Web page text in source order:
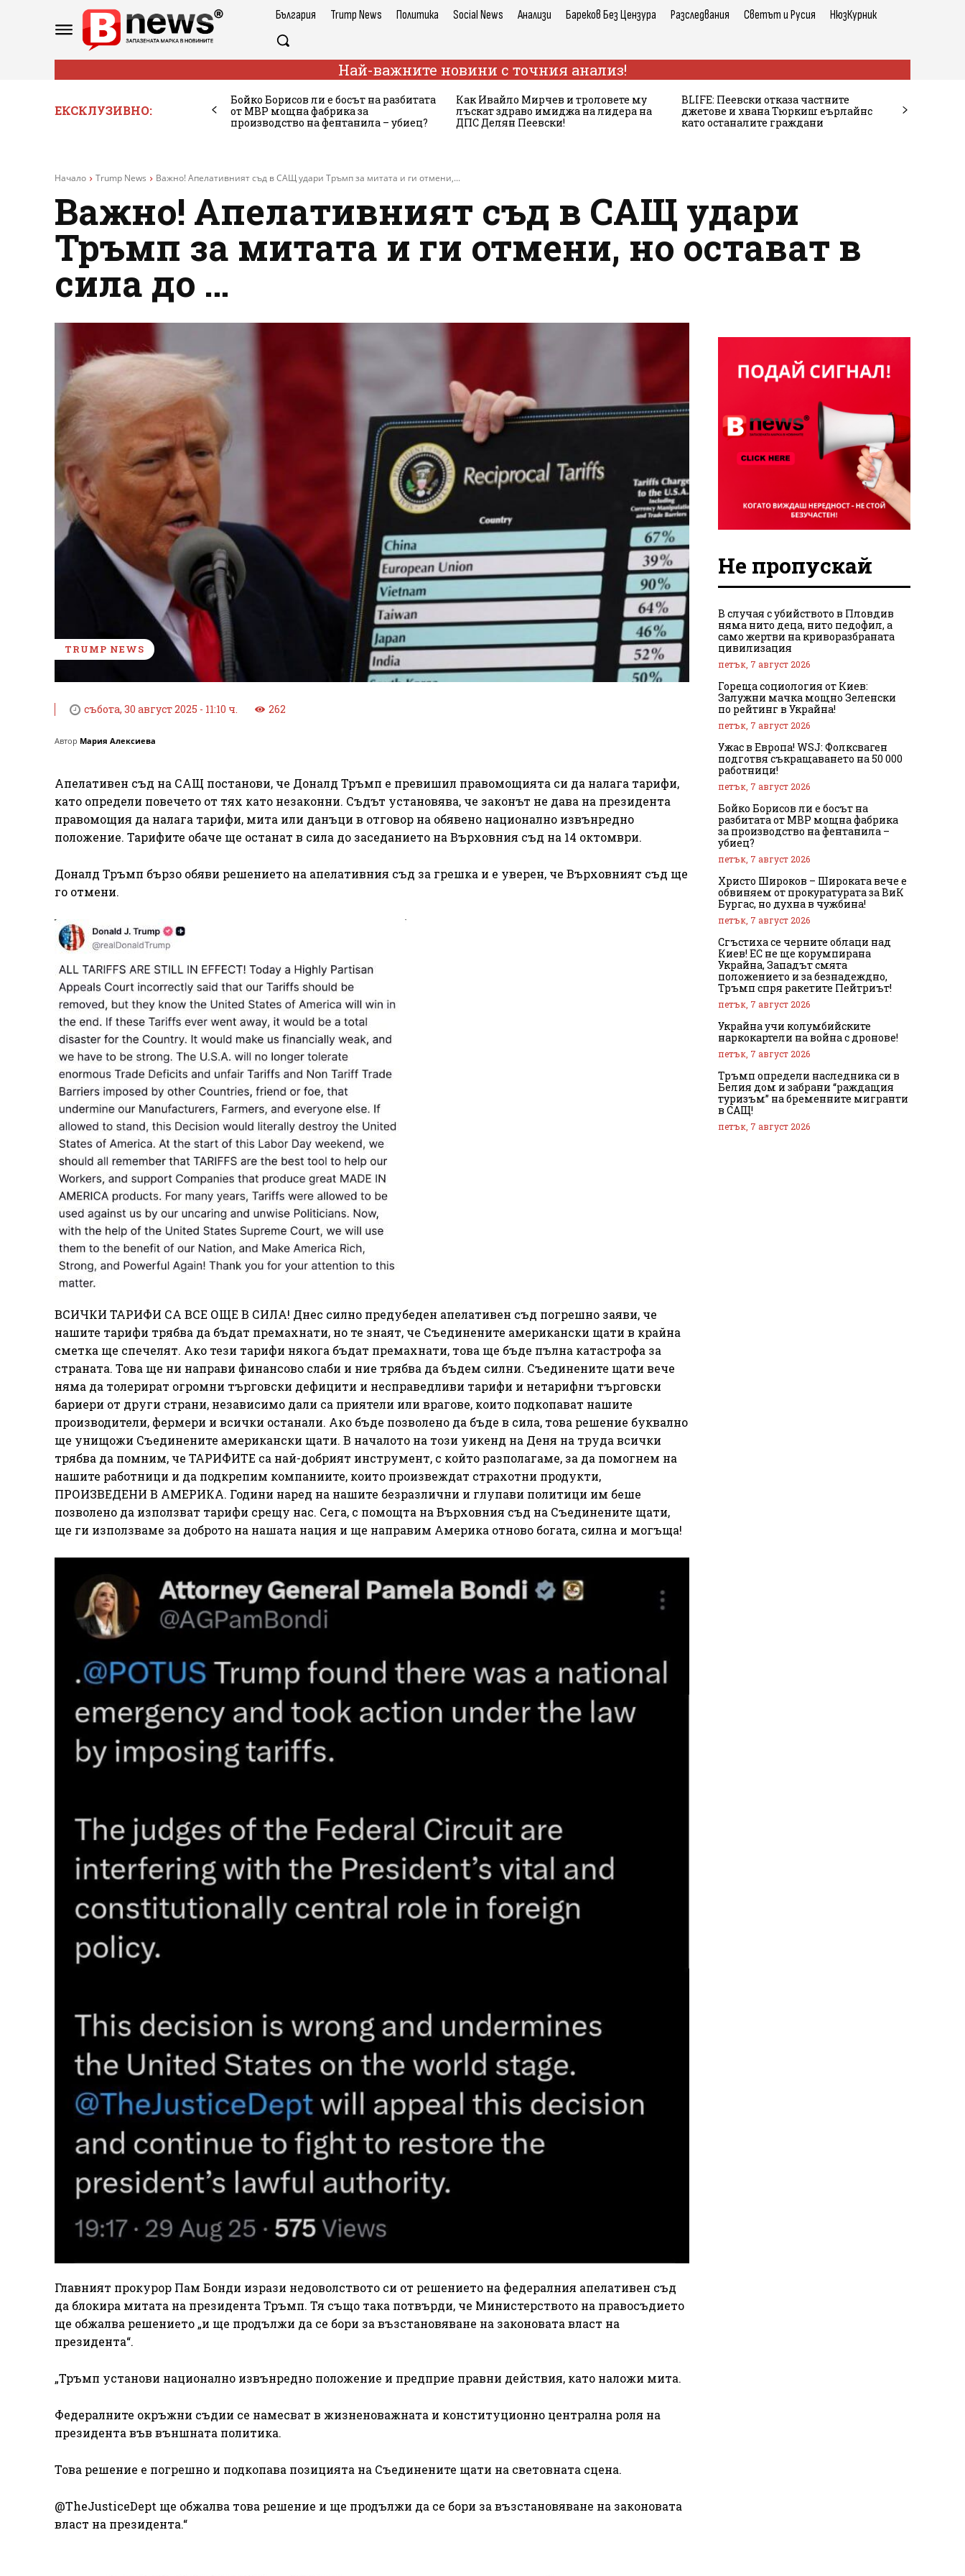
България Trump News Политика Social News Анализи Бареков Без Цензура Разследвания Светът и Русия НюзКурник
Най-важните новини с точния анализ!
ЕКСКЛУЗИВНО:
Бойко Борисов ли е босът на разбитата
от МВР мощна фабрика за
производство на фентанила – убиец?
Как Ивайло Мирчев и троловете му
лъскат здраво имиджа на лидера на
ДПС Делян Пеевски!
BLIFE: Пеевски отказа частните
джетове и хвана Тюркиш еърлайнс
като останалите граждани
Начало Trump News Важно! Апелативният съд в САЩ удари Тръмп за митата и ги отмени,...
Важно! Апелативният съд в САЩ удари
Тръмп за митата и ги отмени, но остават в
сила до …
TRUMP NEWS
събота, 30 август 2025 - 11:10 ч. 262
Автор Мария Алексиева
Апелативен съд на САЩ постанови, че Доналд Тръмп е превишил правомощията си да налага тарифи,
като определи повечето от тях като незаконни. Съдът установява, че законът не дава на президента
правомощия да налага тарифи, мита или данъци в отговор на обявено национално извънредно
положение. Тарифите обаче ще останат в сила до заседанието на Върховния съд на 14 октомври.
Доналд Тръмп бързо обяви решението на апелативния съд за грешка и е уверен, че Върховният съд ще
го отмени.
ВСИЧКИ ТАРИФИ СА ВСЕ ОЩЕ В СИЛА! Днес силно предубеден апелативен съд погрешно заяви, че
нашите тарифи трябва да бъдат премахнати, но те знаят, че Съединените американски щати в крайна
сметка ще спечелят. Ако тези тарифи някога бъдат премахнати, това ще бъде пълна катастрофа за
страната. Това ще ни направи финансово слаби и ние трябва да бъдем силни. Съединените щати вече
няма да толерират огромни търговски дефицити и несправедливи тарифи и нетарифни търговски
бариери от други страни, независимо дали са приятели или врагове, които подкопават нашите
производители, фермери и всички останали. Ако бъде позволено да бъде в сила, това решение буквално
ще унищожи Съединените американски щати. В началото на този уикенд на Деня на труда всички
трябва да помним, че ТАРИФИТЕ са най-добрият инструмент, с който разполагаме, за да помогнем на
нашите работници и да подкрепим компаниите, които произвеждат страхотни продукти,
ПРОИЗВЕДЕНИ В АМЕРИКА. Години наред на нашите безразлични и глупави политици им беше
позволено да използват тарифи срещу нас. Сега, с помощта на Върховния съд на Съединените щати,
ще ги използваме за доброто на нашата нация и ще направим Америка отново богата, силна и могъща!
Главният прокурор Пам Бонди изрази недоволството си от решението на федералния апелативен съд
да блокира митата на президента Тръмп. Тя също така потвърди, че Министерството на правосъдието
ще обжалва решението „и ще продължи да се бори за възстановяване на законовата власт на
президента“.
„Тръмп установи национално извънредно положение и предприе правни действия, като наложи мита.
Федералните окръжни съдии се намесват в жизненоважната и конституционно централна роля на
президента във външната политика.
Това решение е погрешно и подкопава позицията на Съединените щати на световната сцена.
@TheJusticeDept ще обжалва това решение и ще продължи да се бори за възстановяване на законовата
власт на президента.“
Не пропускай
В случая с убийството в Пловдив
няма нито деца, нито педофил, а
само жертви на криворазбраната
цивилизация
петък, 7 август 2026
Гореща социология от Киев:
Залужни мачка мощно Зеленски
по рейтинг в Украйна!
петък, 7 август 2026
Ужас в Европа! WSJ: Фолксваген
подготвя съкращаването на 50 000
работници!
петък, 7 август 2026
Бойко Борисов ли е босът на
разбитата от МВР мощна фабрика
за производство на фентанила –
убиец?
петък, 7 август 2026
Христо Широков – Широката вече е
обвиняем от прокуратурата за ВиК
Бургас, но духна в чужбина!
петък, 7 август 2026
Сгъстиха се черните облаци над
Киев! ЕС не ще корумпирана
Украйна, Западът смята
положението и за безнадеждно,
Тръмп спря ракетите Пейтриът!
петък, 7 август 2026
Украйна учи колумбийските
наркокартели на война с дронове!
петък, 7 август 2026
Тръмп определи наследника си в
Белия дом и забрани “раждащия
туризъм” на бременните мигранти
в САЩ!
петък, 7 август 2026